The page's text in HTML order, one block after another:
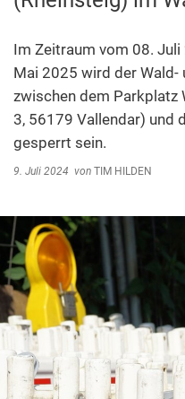
Im Zeitraum vom 08.
Mai 2025 wird der Wald-
zwischen dem Parkplatz
3, 56179 Vallendar) und
gesperrt sein.
9. Juli 2024 von TIM HILDEN